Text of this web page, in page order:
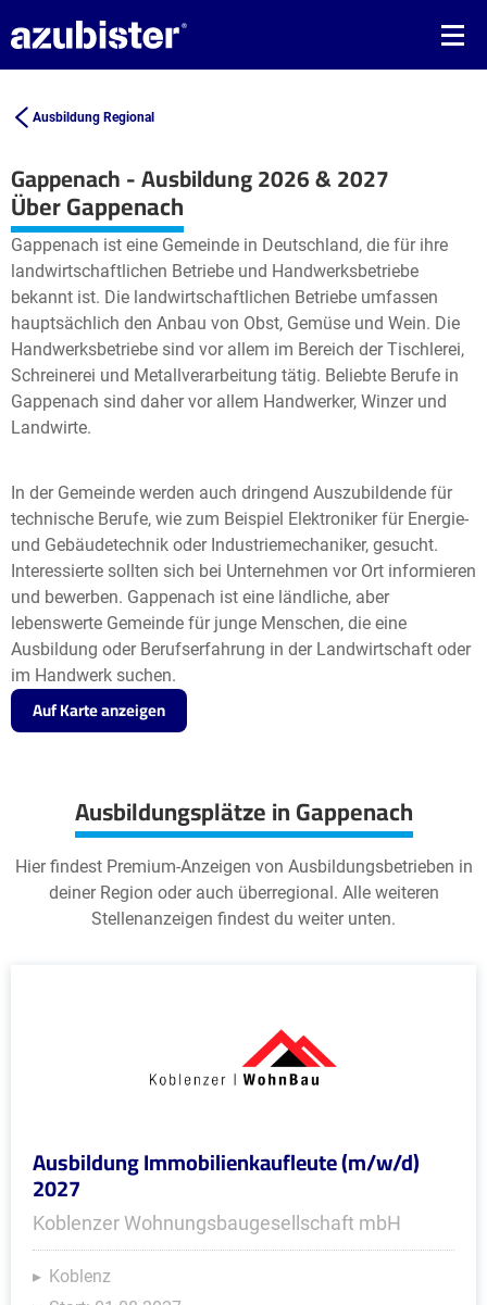
Ausbildung Regional
Gappenach - Ausbildung 2026 & 2027
+
−
Leaflet| © OpenStreetMap2
Über Gappenach
Gappenach ist eine Gemeinde in Deutschland, die für ihre
landwirtschaftlichen Betriebe und Handwerksbetriebe
bekannt ist. Die landwirtschaftlichen Betriebe umfassen
hauptsächlich den Anbau von Obst, Gemüse und Wein. Die
Handwerksbetriebe sind vor allem im Bereich der Tischlerei,
Schreinerei und Metallverarbeitung tätig. Beliebte Berufe in
Gappenach sind daher vor allem Handwerker, Winzer und
Landwirte.
In der Gemeinde werden auch dringend Auszubildende für
technische Berufe, wie zum Beispiel Elektroniker für Energie-
und Gebäudetechnik oder Industriemechaniker, gesucht.
Interessierte sollten sich bei Unternehmen vor Ort informieren
und bewerben. Gappenach ist eine ländliche, aber
lebenswerte Gemeinde für junge Menschen, die eine
Ausbildung oder Berufserfahrung in der Landwirtschaft oder
im Handwerk suchen.
Auf Karte anzeigen
Ausbildungsplätze in Gappenach
Hier findest Premium-Anzeigen von Ausbildungsbetrieben in
deiner Region oder auch überregional. Alle weiteren
Stellenanzeigen findest du weiter unten.
Ausbildung Immobilienkaufleute (m/w/d)
2027
Koblenzer Wohnungsbaugesellschaft mbH
Koblenz